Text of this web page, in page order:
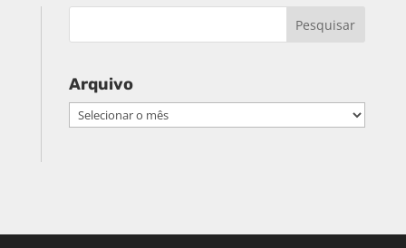
Arquivo
Arquivo